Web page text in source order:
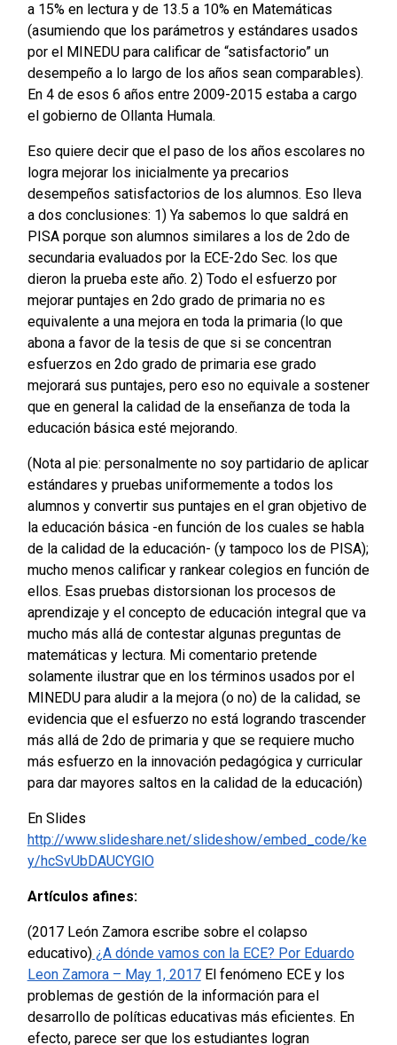
a 15% en lectura y de 13.5 a 10% en Matemáticas
(asumiendo que los parámetros y estándares usados
por el MINEDU para calificar de “satisfactorio” un
desempeño a lo largo de los años sean comparables).
En 4 de esos 6 años entre 2009-2015 estaba a cargo
el gobierno de Ollanta Humala.
Eso quiere decir que el paso de los años escolares no
logra mejorar los inicialmente ya precarios
desempeños satisfactorios de los alumnos. Eso lleva
a dos conclusiones: 1) Ya sabemos lo que saldrá en
PISA porque son alumnos similares a los de 2do de
secundaria evaluados por la ECE-2do Sec. los que
dieron la prueba este año. 2) Todo el esfuerzo por
mejorar puntajes en 2do grado de primaria no es
equivalente a una mejora en toda la primaria (lo que
abona a favor de la tesis de que si se concentran
esfuerzos en 2do grado de primaria ese grado
mejorará sus puntajes, pero eso no equivale a sostener
que en general la calidad de la enseñanza de toda la
educación básica esté mejorando.
(Nota al pie: personalmente no soy partidario de aplicar
estándares y pruebas uniformemente a todos los
alumnos y convertir sus puntajes en el gran objetivo de
la educación básica -en función de los cuales se habla
de la calidad de la educación- (y tampoco los de PISA);
mucho menos calificar y rankear colegios en función de
ellos. Esas pruebas distorsionan los procesos de
aprendizaje y el concepto de educación integral que va
mucho más allá de contestar algunas preguntas de
matemáticas y lectura. Mi comentario pretende
solamente ilustrar que en los términos usados por el
MINEDU para aludir a la mejora (o no) de la calidad, se
evidencia que el esfuerzo no está logrando trascender
más allá de 2do de primaria y que se requiere mucho
más esfuerzo en la innovación pedagógica y curricular
para dar mayores saltos en la calidad de la educación)
En Slides
http://www.slideshare.net/slideshow/embed_code/ke
y/hcSvUbDAUCYGlO
Artículos afines:
(2017 León Zamora escribe sobre el colapso
educativo)¿A dónde vamos con la ECE? Por Eduardo
Leon Zamora – May 1, 2017 El fenómeno ECE y los
problemas de gestión de la información para el
desarrollo de políticas educativas más eficientes. En
efecto, parece ser que los estudiantes logran